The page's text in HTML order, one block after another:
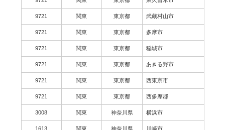
9721 関東 東京都 武蔵村山市
9721 関東 東京都 多摩市
9721 関東 東京都 稲城市
9721 関東 東京都 あきる野市
9721 関東 東京都 西東京市
9721 関東 東京都 西多摩郡
3008 関東 神奈川県 横浜市
1613 関東 神奈川県 川崎市